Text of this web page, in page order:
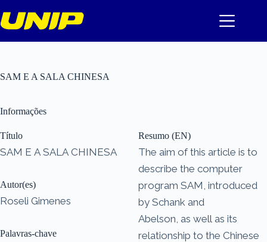
para
o
SAM E A SALA CHINESA
Informações
Título
SAM E A SALA CHINESA
Autor(es)
Roseli Gimenes
Palavras-chave
Resumo (EN)
The aim of this article is to
describe the computer
program SAM, introduced
by Schank and
Abelson, as well as its
relationship to the Chinese